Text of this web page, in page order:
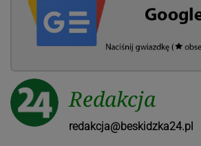
Redakcja
redakcja@beskidzka24.pl